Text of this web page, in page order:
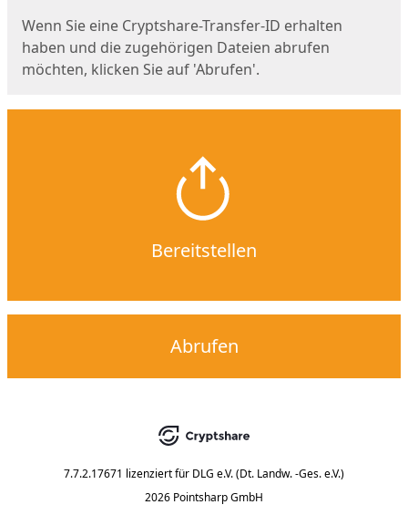
Wenn Sie eine Cryptshare-Transfer-ID erhalten
haben und die zugehörigen Dateien abrufen
möchten, klicken Sie auf 'Abrufen'.
Bereitstellen
Abrufen
7.7.2.17671 lizenziert für DLG e.V. (Dt. Landw. -Ges. e.V.)
2026 Pointsharp GmbH